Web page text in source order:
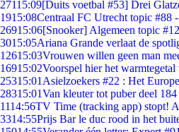
27115:09[Duits voetbal #53] Drei
1915:08Centraal FC Utrecht topic #88
26915:06[Snooker] Algemeen topic #12
3015:05Ariana Grande verlaat de
12615:03Vrouwen willen geen man
16915:02Voorspel hier het warmtegetal
25315:01 Asielzoekers #22 : Het
28315:01Van kleuter tot puber deel 184
1114:56TV Time (tracking app) stopt!
3314:55Prijs Bar le duc rood in het